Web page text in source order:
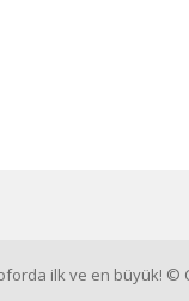
ilk ve en büyük! ©